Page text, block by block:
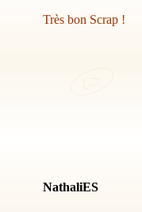
Très bon Scrap !
NathaliES